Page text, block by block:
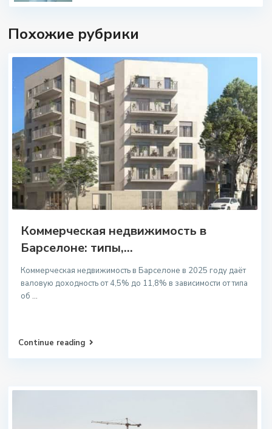
Похожие рубрики
Коммерческая недвижимость в
Барселоне: типы,...
Коммерческая недвижимость в Барселоне в 2025 году даёт
валовую доходность от 4,5% до 11,8% в зависимости от типа
об ...
Continue reading